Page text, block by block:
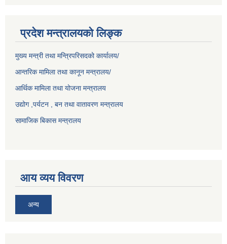
प्रदेश मन्त्रालयको लिङ्क
मुख्य मन्त्री तथा मन्त्रिपरिसदको कार्यालय/
आन्तरिक मामिला तथा कानून मन्त्रालय/
आर्थिक मामिला तथा योजना मन्त्रालय
उद्योग ,पर्यटन , बन तथा वातावरण मन्त्रालय
सामाजिक बिकास मन्त्रालय
आय व्यय विवरण
अन्य